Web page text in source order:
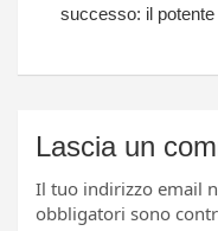
successo: il
Lascia un
Il tuo indirizzo email
obbligatori sono